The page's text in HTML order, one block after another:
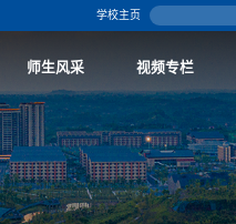
学校主页
师生风采 视频专栏